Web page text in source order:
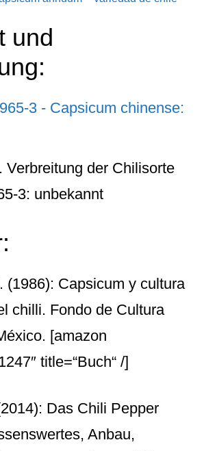
und
Verbreitung der Chilisorte
3: unbekannt
(1986): Capsicum y cultura
chilli. Fondo de Cultura
[amazon
title=“Buch“ /]
Das Chili Pepper
Anbau,